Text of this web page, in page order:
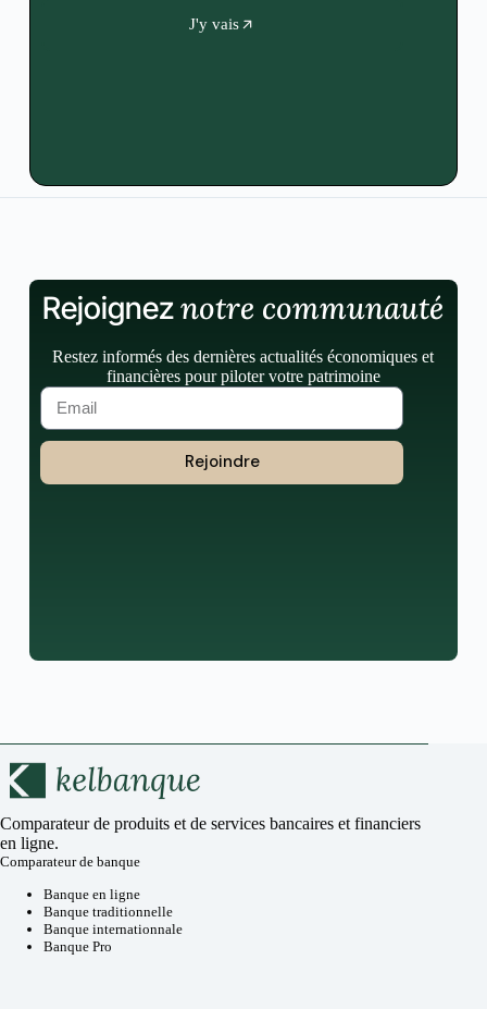
J'y vais
Rejoigneznotre communauté
Restez informés des dernières actualités économiques et
financières pour piloter votre patrimoine
Rejoindre
Comparateur de produits et de services bancaires et financiers
en ligne.
Comparateur de banque
Banque en ligne
Banque traditionnelle
Banque internationnale
Banque Pro